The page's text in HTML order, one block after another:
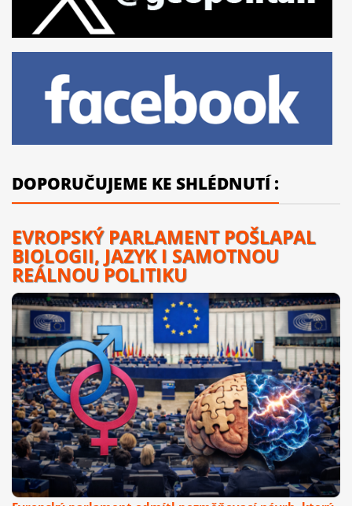
DOPORUČUJEME KE SHLÉDNUTÍ :
EVROPSKÝ PARLAMENT POŠLAPAL
BIOLOGII, JAZYK I SAMOTNOU
REÁLNOU POLITIKU